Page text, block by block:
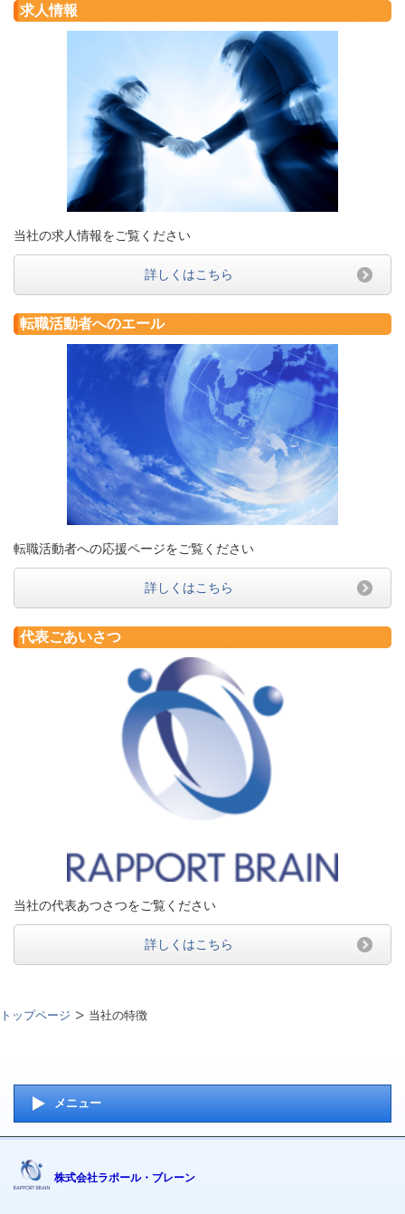
求人情報
当社の求人情報をご覧ください
詳しくはこちら
転職活動者へのエール
転職活動者への応援ページをご覧ください
詳しくはこちら
代表ごあいさつ
当社の代表あつさつをご覧ください
詳しくはこちら
トップページ 当社の特徴
メニュー
株式会社ラポール・ブレーン